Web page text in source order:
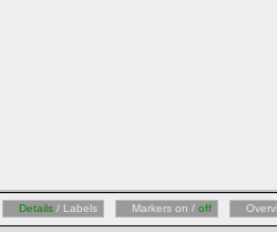
Details / Labels Markers on / off